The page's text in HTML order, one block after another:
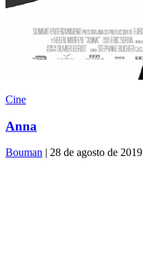
Cine
Anna
Bouman | 28 de agosto de 2019